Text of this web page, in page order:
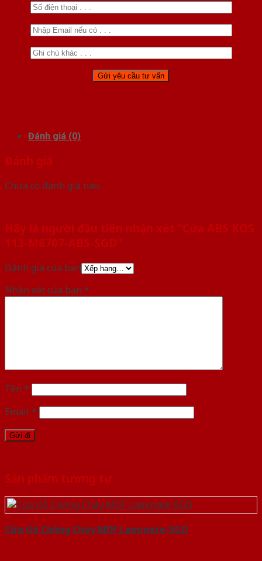
Đánh giá (0)
Đánh giá
Chưa có đánh giá nào.
Hãy là người đầu tiên nhận xét “Cửa ABS KOS
113-M8707-ABS-SGD”
Đánh giá của bạn
Nhận xét của bạn *
Tên *
Email *
Sản phẩm tương tự
Cửa Gỗ Chống Cháy MDF Laminate-SGD